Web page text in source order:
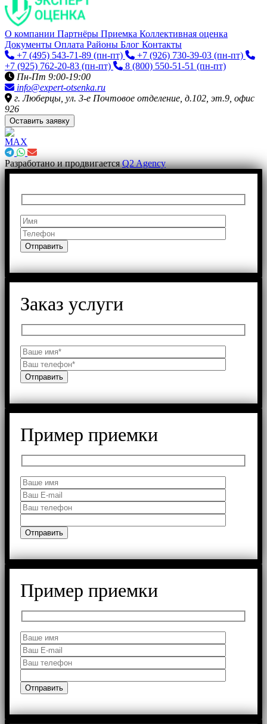
О компании Партнёры Приемка Коллективная оценка
Документы Оплата Районы Блог Контакты
+7 (495) 543-71-89 (пн-пт) +7 (926) 730-39-03 (пн-пт)
+7 (925) 762-20-83 (пн-пт) 8 (800) 550-51-51 (пн-пт)
Пн-Пт 9:00-19:00
info@expert-otsenka.ru
г. Люберцы, ул. 3-е Почтовое отделение, д.102, эт.9, офис
926
Оставить заявку
Разработано и продвигаетсяQ2 Agency
Заказ услуги
Пример приемки
Пример приемки